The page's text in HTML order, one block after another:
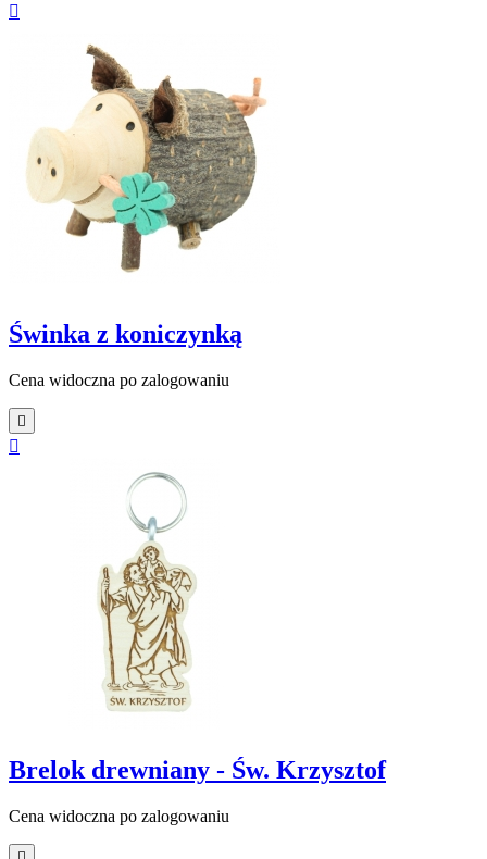

Świnka z koniczynką
Cena widoczna po zalogowaniu


Brelok drewniany - Św. Krzysztof
Cena widoczna po zalogowaniu